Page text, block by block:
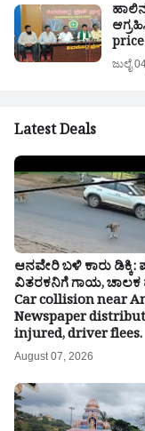
ಜುಲೈ
Latest Deals
ಆನವೇರಿ ಬಳಿ ಕಾರು ಡಿಕ್ಕಿ:
ವಿತರಕನಿಗೆ ಗಾಯ, ಚಾಲಕ
Car collision near
Newspaper
injured, driver flees.
August 07, 2026